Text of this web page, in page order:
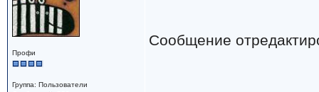
Профи
Группа: Пользователи
Сообщение